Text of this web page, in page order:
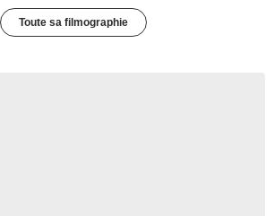
Toute sa filmographie